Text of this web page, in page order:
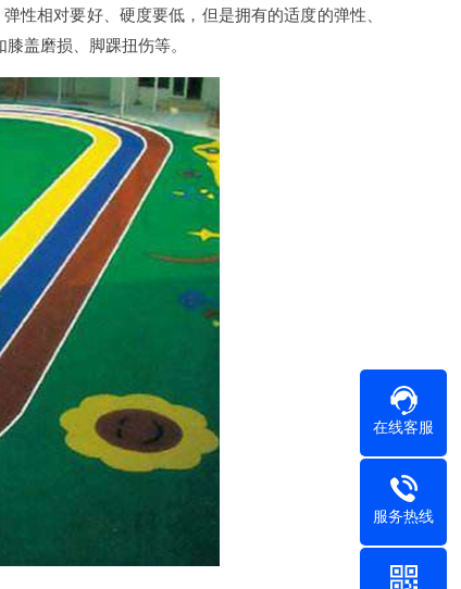
相对要好、硬度要低，但是拥有的适度的弹性、
盖磨损、脚踝扭伤等。
在线客服
服务热线